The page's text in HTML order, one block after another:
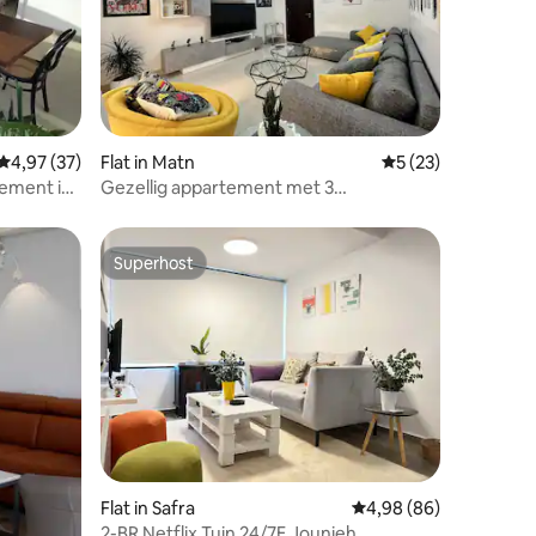
beoordeling van 4,97 op 5, 37 recensies
4,97 (37)
in
Flat in Matn Gemiddelde
5 (23)
Gezellig appartement met 3
Superhost
Superhost
Flat in Safra Gemiddelde
4,98 (86)